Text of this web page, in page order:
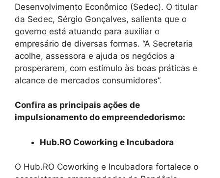
Desenvolvimento Econômico (Sedec). O titular
da Sedec, Sérgio Gonçalves, salienta que o
governo está atuando para auxiliar o
empresário de diversas formas. ‘‘A Secretaria
acolhe, assessora e ajuda os negócios a
prosperarem, com estímulo às boas práticas e
alcance de mercados consumidores’’.
Confira as principais ações de
impulsionamento do empreendedorismo:
Hub.RO Coworking e Incubadora
O Hub.RO Coworking e Incubadora fortalece o